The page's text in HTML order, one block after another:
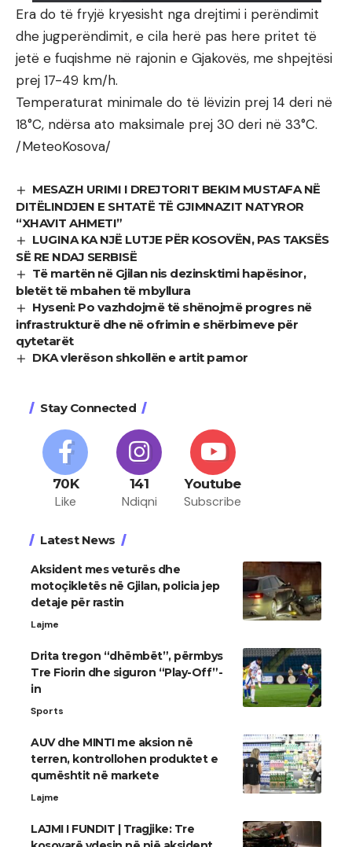
Era do të fryjë kryesisht nga drejtimi i perëndimit
dhe jugperëndimit, e cila herë pas here pritet të
jetë e fuqishme në rajonin e Gjakovës, me shpejtësi
prej 17-49 km/h.
Temperaturat minimale do të lëvizin prej 14 deri në
18°C, ndërsa ato maksimale prej 30 deri në 33°C.
/MeteoKosova/
MESAZH URIMI I DREJTORIT BEKIM MUSTAFA NË
DITËLINDJEN E SHTATË TË GJIMNAZIT NATYROR
“XHAVIT AHMETI”
LUGINA KA NJË LUTJE PËR KOSOVËN, PAS TAKSËS
SË RE NDAJ SERBISË
Të martën në Gjilan nis dezinsktimi hapësinor,
bletët të mbahen të mbyllura
Hyseni: Po vazhdojmë të shënojmë progres në
infrastrukturë dhe në ofrimin e shërbimeve për
qytetarët
DKA vlerëson shkollën e artit pamor
Stay Connected
70K
Like
141
Ndiqni
Youtube
Subscribe
Latest News
Aksident mes veturës dhe
motoçikletës në Gjilan, policia jep
detaje për rastin
Lajme
Drita tregon “dhëmbët”, përmbys
Tre Fiorin dhe siguron “Play-Off”-
in
Sports
AUV dhe MINTI me aksion në
terren, kontrollohen produktet e
qumështit në markete
Lajme
LAJMI I FUNDIT | Tragjike: Tre